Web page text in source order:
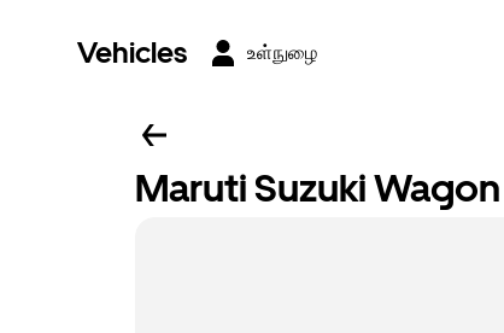
Vehicles உள்நுழை
Maruti Suzuki